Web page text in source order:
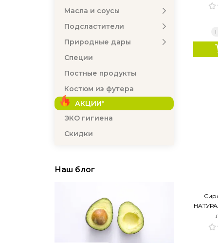
Масла и соусы
Подсластители
Природные дары
Специи
Постные продукты
Костюм из футера
АКЦИИ*
ЭКО гигиена
Скидки
Наш блог